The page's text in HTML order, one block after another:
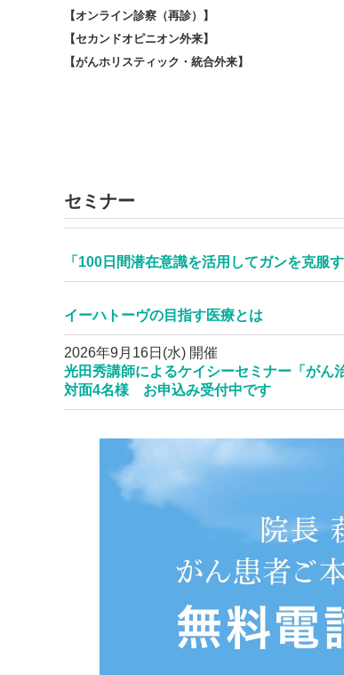
【オンライン診察（再診）】
【セカンドオピニオン外来】
【がんホリスティック・統合外来】
セミナー
「100日間潜在意識を活用してガンを克服
イーハトーヴの目指す医療とは
2026年9月16日(水) 開催
光田秀講師によるケイシーセミナー「が
対面4名様 お申込み受付中です